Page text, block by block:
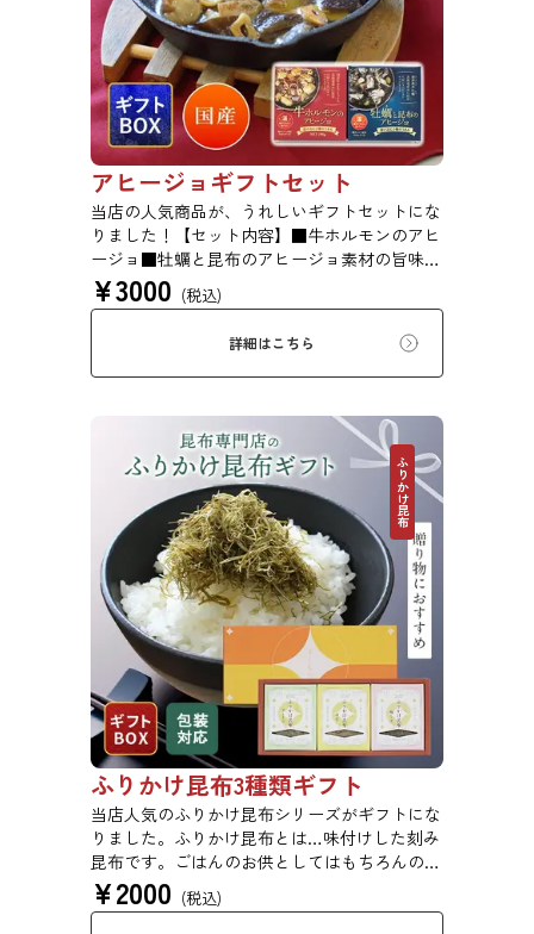
アヒージョギフトセット
当店の人気商品が、うれしいギフトセットにな
りました！【セット内容】■牛ホルモンのアヒ
ージョ■牡蠣と昆布のアヒージョ素材の旨味が
浸み込んだもっちり昆布を楽しめる、昆布屋な
らではのアヒージョです。
¥3000 (税込)
詳細はこちら
ふりかけ昆布
ふりかけ昆布3種類ギフト
当店人気のふりかけ昆布シリーズがギフトにな
りました。ふりかけ昆布とは…味付けした刻み
昆布です。ごはんのお供としてはもちろんのこ
と、冷奴や卵焼きなど、様々なお料理にかけた
り入れたりして手軽に使用できます。
¥2000 (税込)